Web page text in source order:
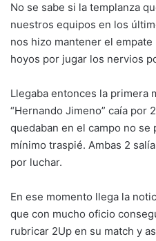
No se sabe si la templanza
nuestros equipos en los
nos hizo mantener el
hoyos por jugar los nervios
Llegaba entonces la primera
“Hernando Jimeno” caía por
quedaban en el campo no
mínimo traspié. Ambas 2
por luchar.
En ese momento llega la
que con mucho oficio
rubricar 2Up en su match y